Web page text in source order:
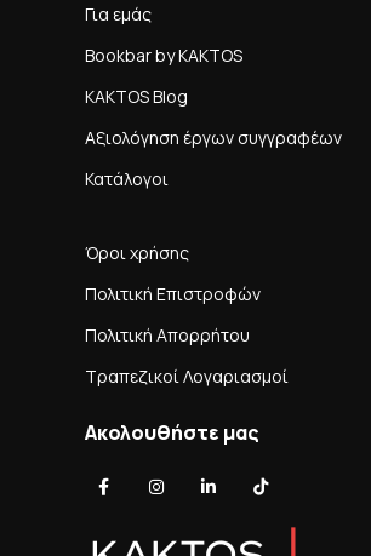
Για εμάς
Bookbar by KAKTOS
KAKTOS Blog
Αξιολόγηση έργων συγγραφέων
Κατάλογοι
Όροι χρήσης
Πολιτική Επιστροφών
Πολιτική Απορρήτου
Τραπεζικοί Λογαριασμοί
Ακολουθήστε μας